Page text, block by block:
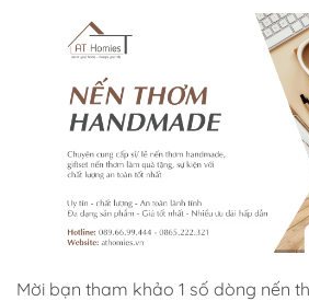
Mời bạn tham khảo 1 số dòng nến